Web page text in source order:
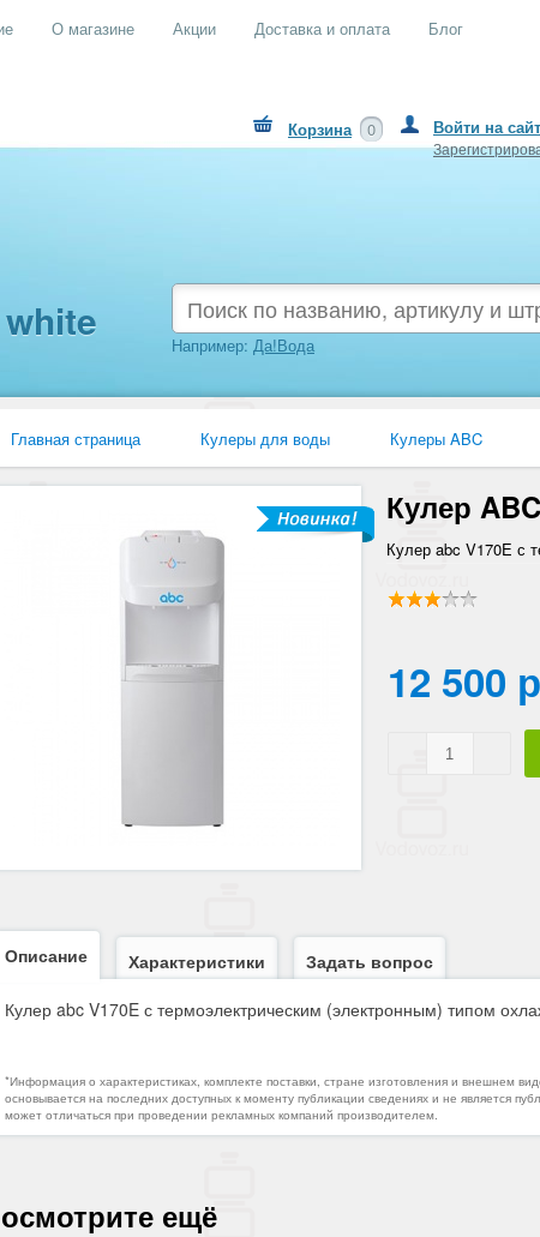
О магазине Акции Доставка и оплата Блог
Войти на сайт
Корзина 0
Например: Да!Вода
Главная страница Кулеры для воды Кулеры ABC
Кулер
Кулер abc V170E с
12 500
Описание Характеристики
Задать вопрос
Кулер abc V170E с термоэлектрическим (электронным) типом
*Информация о характеристиках, комплекте поставки, стране изготовления и внешнем
основывается на последних доступных к моменту публикации сведениях и не является
может отличаться при проведении рекламных компаний производителем.
ещё